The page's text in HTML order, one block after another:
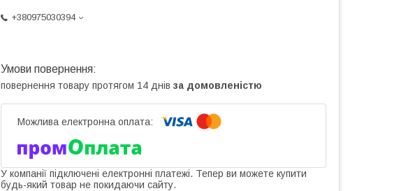
+380975030394
повернення товару протягом 14 днів за домовленістю
У компанії підключені електронні платежі. Тепер ви можете купити
будь-який товар не покидаючи сайту.